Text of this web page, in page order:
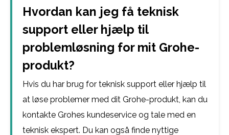
Hvordan kan jeg få teknisk
support eller hjælp til
problemløsning for mit Grohe-
produkt?
Hvis du har brug for teknisk support eller hjælp til
at løse problemer med dit Grohe-produkt, kan du
kontakte Grohes kundeservice og tale med en
teknisk ekspert. Du kan også finde nyttige